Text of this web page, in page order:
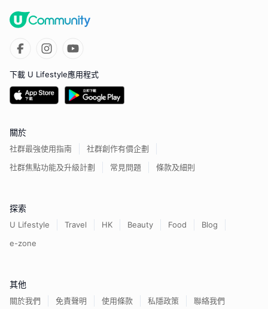
下載 U Lifestyle應用程式
關於
社群最強使用指南
社群創作有價企劃
社群焦點功能及升級計劃
常見問題 條款及細則
探索
U Lifestyle Travel HK Beauty Food
Blog
e-zone
其他
關於我們 免責聲明 使用條款 私隱政策 聯絡我們